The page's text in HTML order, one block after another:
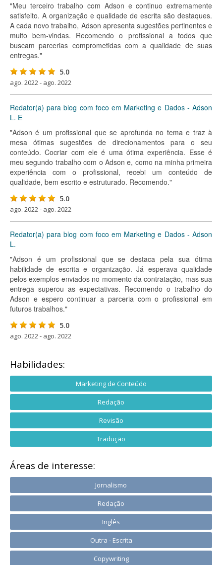
"Meu terceiro trabalho com Adson e continuo extremamente
satisfeito. A organização e qualidade de escrita são destaques.
A cada novo trabalho, Adson apresenta sugestões pertinentes e
muito bem-vindas. Recomendo o profissional a todos que
buscam parcerias comprometidas com a qualidade de suas
entregas."
5.0
ago. 2022 - ago. 2022
Redator(a) para blog com foco em Marketing e Dados - Adson
L. E
"Adson é um profissional que se aprofunda no tema e traz à
mesa ótimas sugestões de direcionamentos para o seu
conteúdo. Cocriar com ele é uma ótima experiência. Esse é
meu segundo trabalho com o Adson e, como na minha primeira
experiência com o profissional, recebi um conteúdo de
qualidade, bem escrito e estruturado. Recomendo."
5.0
ago. 2022 - ago. 2022
Redator(a) para blog com foco em Marketing e Dados - Adson
L.
"Adson é um profissional que se destaca pela sua ótima
habilidade de escrita e organização. Já esperava qualidade
pelos exemplos enviados no momento da contratação, mas sua
entrega superou as expectativas. Recomendo o trabalho do
Adson e espero continuar a parceria com o profissional em
futuros trabalhos."
5.0
ago. 2022 - ago. 2022
Habilidades:
Marketing de Conteúdo
Redação
Revisão
Tradução
Áreas de interesse:
Jornalismo
Redação
Inglês
Outra - Escrita
Copywriting